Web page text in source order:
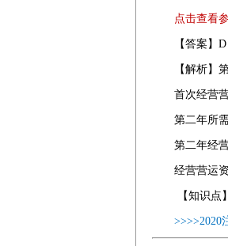
点击查看
【答案】D
【解析】
首次经营
第二年所
第二年经
经营营运
【知识
>>>>2020